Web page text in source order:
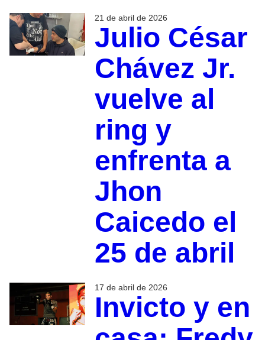
21 de abril de 2026
Julio César
Chávez Jr.
vuelve al
ring y
enfrenta a
Jhon
Caicedo el
25 de abril
17 de abril de 2026
Invicto y en